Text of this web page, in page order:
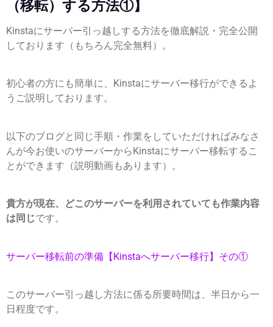
（移転）する方法①】
Kinstaにサーバー引っ越しする方法を徹底解説・完全公開
しております（もちろん完全無料）。
初心者の方にも簡単に、Kinstaにサーバー移行ができるよ
うご説明しております。
以下のブログと同じ手順・作業をしていただければみなさ
んが今お使いのサーバーからKinstaにサーバー移転するこ
とができます（説明動画もあります）。
貴方が現在、どこのサーバーを利用されていても作業内容
は同じです。
サーバー移転前の準備【Kinstaへサーバー移行】その①
このサーバー引っ越し方法に係る所要時間は、半日から一
日程度です。